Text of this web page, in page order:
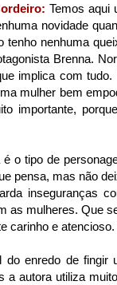
Temos aqui
novidade
tenho nenhuma
Brenna.
implica com
mulher bem
importante,
o tipo de
pensa, mas não
inseguranças
as mulheres. Que
carinho e
do enredo de fingir
a autora utiliza